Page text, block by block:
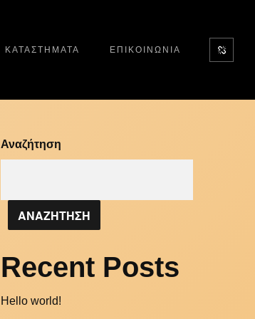
ΚΑΤΑΣΤΗΜΑΤΑ ΕΠΙΚΟΙΝΩΝΙΑ
Αναζήτηση
ΑΝΑΖΗΤΗΣΗ
Recent Posts
Hello world!